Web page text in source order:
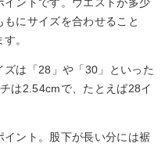
にサイズを合わせること
。
は「28」や「30」といった
は2.54cmで、たとえば28イ
ント。股下が長い分には裾